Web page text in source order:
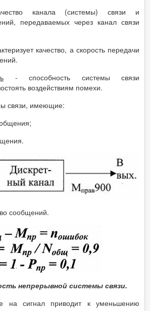
канала (системы) связи и
передаваемых через канал связи
качество, а скорость передачи
- способность системы связи
воздействиям помехи.
связи, имеющие:
сообщений.
непрерывной системы связи.
на сигнал приводит к уменьшению